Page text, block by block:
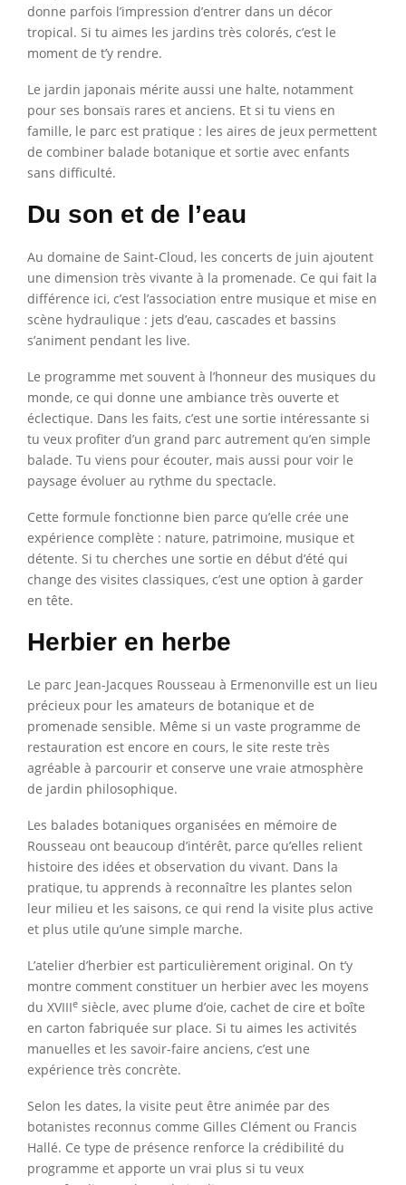
donne parfois l’impression d’entrer dans un décor
tropical. Si tu aimes les jardins très colorés, c’est le
moment de t’y rendre.
Le jardin japonais mérite aussi une halte, notamment
pour ses bonsaïs rares et anciens. Et si tu viens en
famille, le parc est pratique : les aires de jeux permettent
de combiner balade botanique et sortie avec enfants
sans difficulté.
Du son et de l’eau
Au domaine de Saint-Cloud, les concerts de juin ajoutent
une dimension très vivante à la promenade. Ce qui fait la
différence ici, c’est l’association entre musique et mise en
scène hydraulique : jets d’eau, cascades et bassins
s’animent pendant les live.
Le programme met souvent à l’honneur des musiques du
monde, ce qui donne une ambiance très ouverte et
éclectique. Dans les faits, c’est une sortie intéressante si
tu veux profiter d’un grand parc autrement qu’en simple
balade. Tu viens pour écouter, mais aussi pour voir le
paysage évoluer au rythme du spectacle.
Cette formule fonctionne bien parce qu’elle crée une
expérience complète : nature, patrimoine, musique et
détente. Si tu cherches une sortie en début d’été qui
change des visites classiques, c’est une option à garder
en tête.
Herbier en herbe
Le parc Jean-Jacques Rousseau à Ermenonville est un lieu
précieux pour les amateurs de botanique et de
promenade sensible. Même si un vaste programme de
restauration est encore en cours, le site reste très
agréable à parcourir et conserve une vraie atmosphère
de jardin philosophique.
Les balades botaniques organisées en mémoire de
Rousseau ont beaucoup d’intérêt, parce qu’elles relient
histoire des idées et observation du vivant. Dans la
pratique, tu apprends à reconnaître les plantes selon
leur milieu et les saisons, ce qui rend la visite plus active
et plus utile qu’une simple marche.
L’atelier d’herbier est particulièrement original. On t’y
montre comment constituer un herbier avec les moyens
du XVIIIe siècle, avec plume d’oie, cachet de cire et boîte
en carton fabriquée sur place. Si tu aimes les activités
manuelles et les savoir-faire anciens, c’est une
expérience très concrète.
Selon les dates, la visite peut être animée par des
botanistes reconnus comme Gilles Clément ou Francis
Hallé. Ce type de présence renforce la crédibilité du
programme et apporte un vrai plus si tu veux